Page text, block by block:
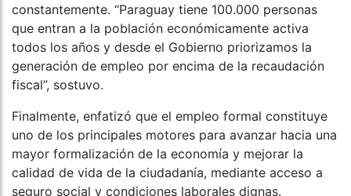
constantemente. “Paraguay tiene 100.000 personas
que entran a la población económicamente activa
todos los años y desde el Gobierno priorizamos la
generación de empleo por encima de la recaudación
fiscal”, sostuvo.
Finalmente, enfatizó que el empleo formal constituye
uno de los principales motores para avanzar hacia una
mayor formalización de la economía y mejorar la
calidad de vida de la ciudadanía, mediante acceso a
seguro social y condiciones laborales dignas.